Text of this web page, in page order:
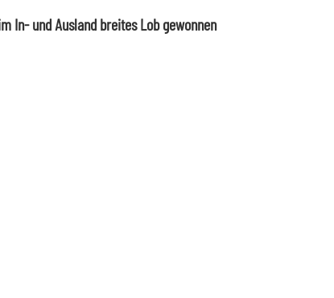
In- und Ausland breites Lob gewonnen